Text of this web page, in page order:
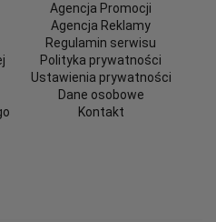
Agencja Promocji
Agencja Reklamy
Regulamin serwisu
Polityka prywatności
Ustawienia prywatności
Dane osobowe
Kontakt